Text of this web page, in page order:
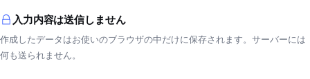
入力内容は送信しません
作成したデータはお使いのブラウザの中だけに保存されます。サーバーには
何も送られません。